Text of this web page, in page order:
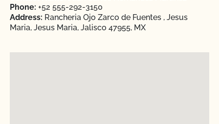
Phone: +52 555-292-3150
Address: Rancheria Ojo Zarco de Fuentes , Jesus
Maria, Jesus Maria, Jalisco 47955, MX